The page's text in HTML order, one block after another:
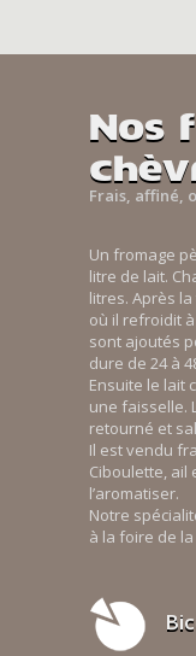
Nos
Frais, affiné,
Un fromage
litre de lait.
litres. Après
où il refroidit
sont ajoutés
dure de 24 à
Ensuite le lait
une faisselle.
retourné et
Il est vendu
Ciboulette,
l’aromatiser.
Notre
à la foire de